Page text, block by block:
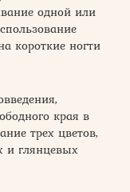
одной или
короткие ногти
края в
трех цветов,
и глянцевых